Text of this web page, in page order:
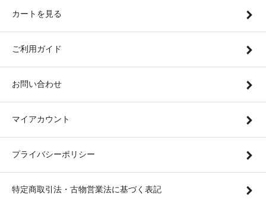
カートを見る
ご利用ガイド
お問い合わせ
マイアカウント
プライバシーポリシー
特定商取引法・古物営業法に基づく表記